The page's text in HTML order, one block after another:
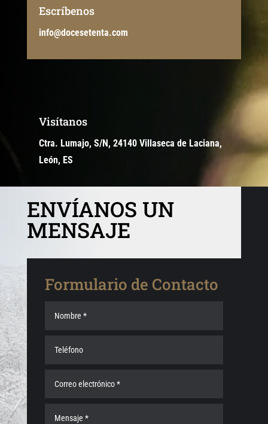
Escríbenos
info@docesetenta.com
Visítanos
Ctra. Lumajo, S/N, 24140 Villaseca de Laciana,
León, ES
ENVÍANOS UN
MENSAJE
Formulario de Contacto